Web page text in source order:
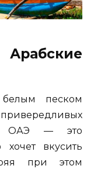
песком
ОАЭ — это
вкусить
при этом